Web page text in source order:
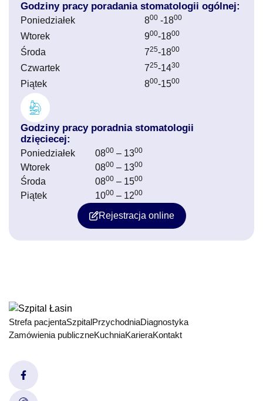
Godziny pracy poradania stomatologii ogólnej:
Poniedziałek 800 -1800
Wtorek 900-1800
Środa 725-1800
Czwartek 725-1430
Piątek 800-1500
Godziny pracy poradnia stomatologii
dzięciecej:
Poniedziałek 0800 – 1300
Wtorek 0800 – 1300
Środa 0800 – 1500
Piątek 1000 – 1200
Rejestracja online
Strefa pacjentaSzpitalPrzychodniaDiagnostyka
Zamówienia publiczneKuchniaKarieraKontakt